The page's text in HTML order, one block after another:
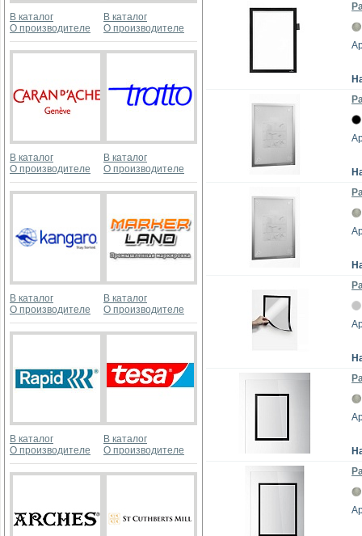
В каталог
О производителе
В каталог
О производителе
В каталог
О производителе
В каталог
О производителе
В каталог
О производителе
В каталог
О производителе
В каталог
О производителе
В каталог
О производителе